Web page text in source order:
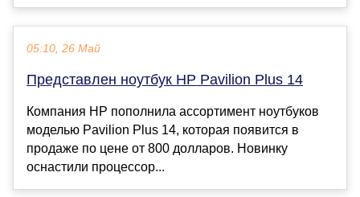
05:10, 26 Май
Представлен ноутбук HP Pavilion Plus 14
Компания HP пополнила ассортимент ноутбуков
моделью Pavilion Plus 14, которая появится в
продаже по цене от 800 долларов. Новинку
оснастили процессор...